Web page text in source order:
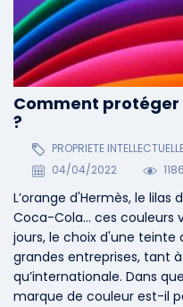
Comment
?
PROPRIETE
04/04/2022
L’orange d'Hermès, le
Coca-Cola... ces couleurs
jours, le choix d'une teinte
grandes entreprises, tant
qu’internationale. Dans
marque de couleur est-il